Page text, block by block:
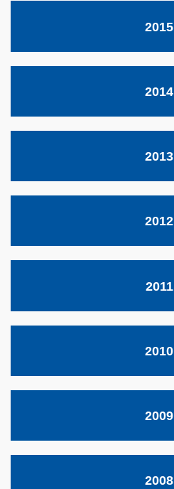
2015
2014
2013
2012
2011
2010
2009
2008